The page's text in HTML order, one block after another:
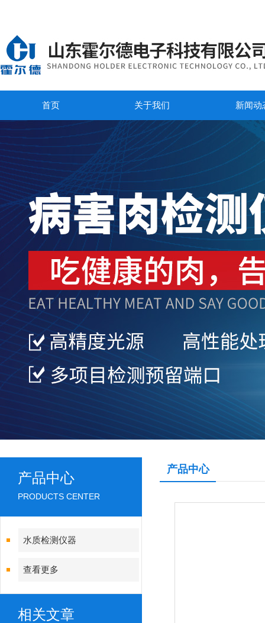
首页 关于我们 新闻动
产品中心
PRODUCTS CENTER
水质检测仪器
查看更多
相关文章
产品中心